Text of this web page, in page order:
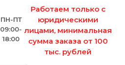
ПН-ПТ
09:00-
18:00
Работаем только с
юридическими
лицами, минимальная
сумма заказа от 100
тыс. рублей